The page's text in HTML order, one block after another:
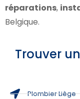
réparations,
Belgique.
Trouver
Plombier Liège